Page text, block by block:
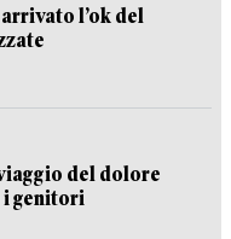
l’ok del
del dolore
i genitori